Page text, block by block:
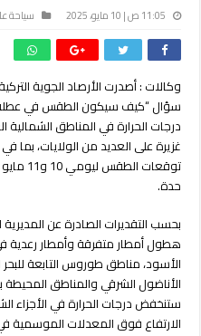
11:05 ص | 10 مايو، 2025 سياحة
وكالات : أصدرت الأرصاد الجوية
سؤال “كيف سيكون الطقس في عطلة
درجات الحرارة في المناطق الشمالية
غزيرة على العديد من الولايات، بما
حدة.
بحسب التقديرات الصادرة عن
هطول أمطار متفرقة وأمطار رعدية في
الأسود، مناطق طوروس التابعة
الأناضول الشرقي والمناطق المحيطة
ستنخفض درجات الحرارة في الأجزاء
الارتفاع فوق المعدلات الموسمية